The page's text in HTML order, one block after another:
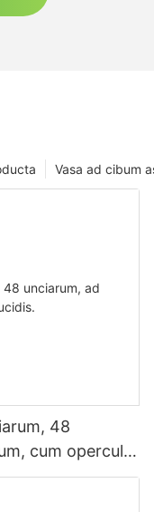
Vasa ad cibum
48
cum operculis